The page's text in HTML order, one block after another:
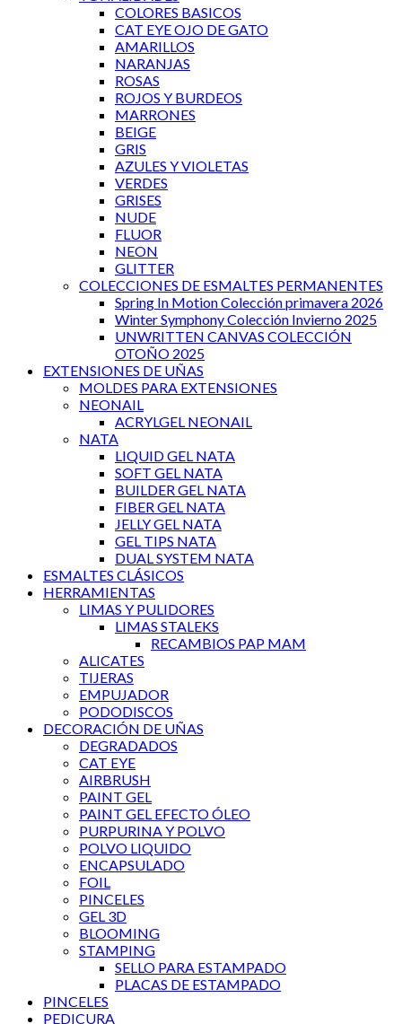
COLORES BASICOS
CAT EYE OJO DE GATO
AMARILLOS
NARANJAS
ROSAS
ROJOS Y BURDEOS
MARRONES
BEIGE
GRIS
AZULES Y VIOLETAS
VERDES
GRISES
NUDE
FLUOR
NEON
GLITTER
COLECCIONES DE ESMALTES PERMANENTES
Spring In Motion Colección primavera 2026
Winter Symphony Colección Invierno 2025
UNWRITTEN CANVAS COLECCIÓN
OTOÑO 2025
EXTENSIONES DE UÑAS
MOLDES PARA EXTENSIONES
NEONAIL
ACRYLGEL NEONAIL
NATA
LIQUID GEL NATA
SOFT GEL NATA
BUILDER GEL NATA
FIBER GEL NATA
JELLY GEL NATA
GEL TIPS NATA
DUAL SYSTEM NATA
ESMALTES CLÁSICOS
HERRAMIENTAS
LIMAS Y PULIDORES
LIMAS STALEKS
RECAMBIOS PAP MAM
ALICATES
TIJERAS
EMPUJADOR
PODODISCOS
DECORACIÓN DE UÑAS
DEGRADADOS
CAT EYE
AIRBRUSH
PAINT GEL
PAINT GEL EFECTO ÓLEO
PURPURINA Y POLVO
POLVO LIQUIDO
ENCAPSULADO
FOIL
PINCELES
GEL 3D
BLOOMING
STAMPING
SELLO PARA ESTAMPADO
PLACAS DE ESTAMPADO
PINCELES
PEDICURA